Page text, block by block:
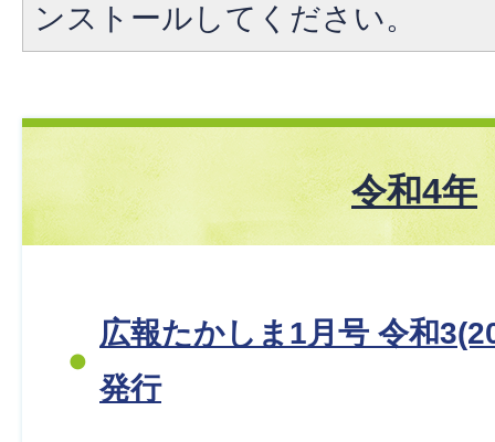
ンストールしてください。
令和4年
広報たかしま1月号 令和
発行